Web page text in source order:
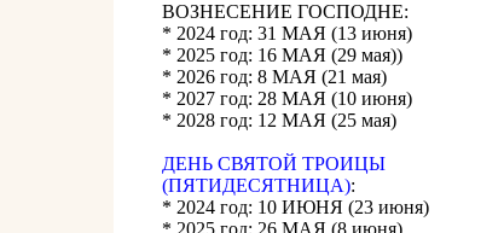
ВОЗНЕСЕНИЕ ГОСПОДНЕ:
* 2024 год: 31 МАЯ (13 июня)
* 2025 год: 16 МАЯ (29 мая))
* 2026 год: 8 МАЯ (21 мая)
* 2027 год: 28 МАЯ (10 июня)
* 2028 год: 12 МАЯ (25 мая)
ДЕНЬ СВЯТОЙ ТРОИЦЫ
(ПЯТИДЕСЯТНИЦА):
* 2024 год: 10 ИЮНЯ (23 июня)